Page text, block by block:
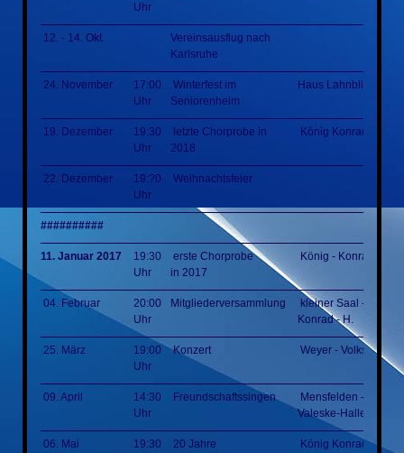
Uhr
12. - 14. Okt.
Vereinsausflug nach
Karlsruhe
24. November
17:00
Uhr
Winterfest im
Seniorenheim
Haus Lahnblick
19. Dezember
19:30
Uhr
letzte Chorprobe in
2018
König Konrad Halle
22. Dezember
19:?0
Uhr
Weihnachtsfeier
##########
11. Januar 2017
19:30
Uhr
erste Chorprobe
in 2017
König - Konrad -
04. Februar
20:00
Uhr
Mitgliederversammlung
kleiner Saal - König -
Konrad - H.
25. März
19:00
Uhr
Konzert Weyer - Volkshalle
09. April
14:30
Uhr
Freundschaftssingen
Mensfelden - Erich-
Valeske-Halle
06. Mai 19:30 20 Jahre König Konrad Halle